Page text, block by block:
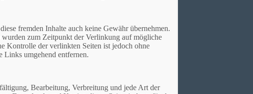
fremden Inhalte auch keine Gewähr übernehmen.
zum Zeitpunkt der Verlinkung auf mögliche
Kontrolle der verlinkten Seiten ist jedoch ohne
Links umgehend entfernen.
Bearbeitung, Verbreitung und jede Art der